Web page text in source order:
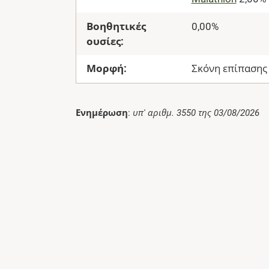
Βοηθητικές
ουσίες:
0,00%
Μορφή: Σκόνη επίπασης
Ενημέρωση: υπ' αριθμ. 3550 της 03/08/2026